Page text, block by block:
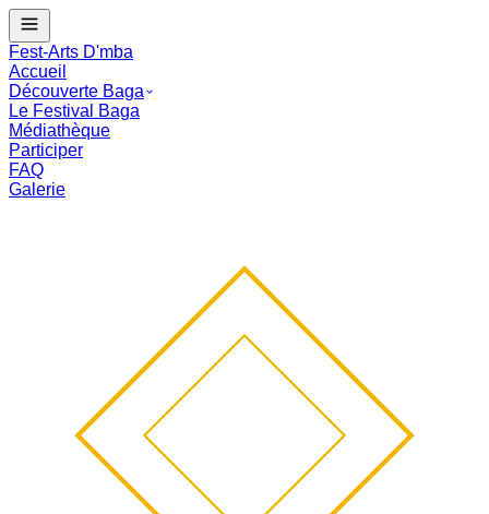
J - --
Le Festival Baga commence dans :
Fest-Arts D'mba
Accueil
Découverte Baga
Le Festival Baga
Médiathèque
Participer
FAQ
Galerie